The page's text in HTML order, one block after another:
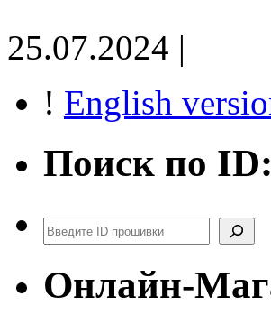
25.07.2024 |
! English
Поиск по ID:
Поиск
Онлайн-